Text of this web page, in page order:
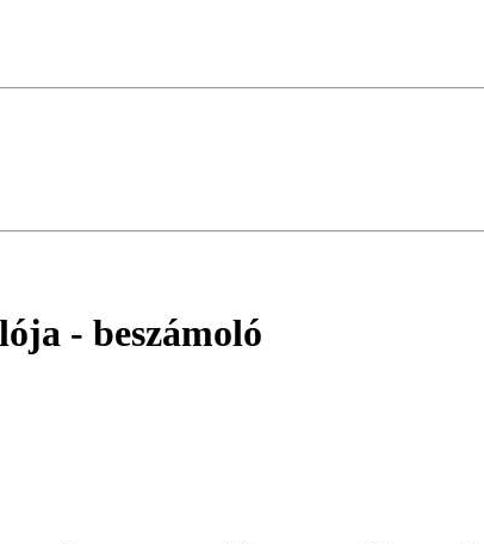
- beszámoló